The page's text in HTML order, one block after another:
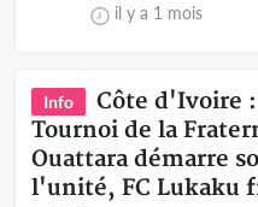
il y a 1 mois
Info
Côte d'Ivoire :
Tournoi de la
Ouattara démarre
l'unité, FC Lukaku